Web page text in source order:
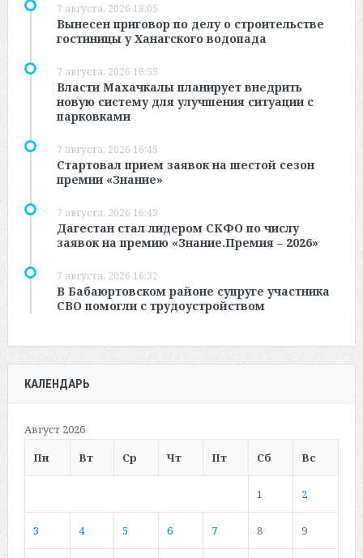
7 августа, 2026 18:05
Вынесен приговор по делу о строительстве
гостиницы у Ханагского водопада
7 августа, 2026 16:55
Власти Махачкалы планирует внедрить
новую систему для улучшения ситуации с
парковками
7 августа, 2026 16:45
Стартовал прием заявок на шестой сезон
премии «Знание»
7 августа, 2026 16:43
Дагестан стал лидером СКФО по числу
заявок на премию «Знание.Премия – 2026»
7 августа, 2026 16:32
В Бабаюртовском районе супруге участника
СВО помогли с трудоустройством
КАЛЕНДАРЬ
Август 2026
Пн
Вт Ср Чт Пт Сб Вс
1 2
3 4 5 6 7 8 9